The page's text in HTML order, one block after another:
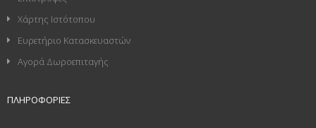
Χάρτης Ιστότοπου
Ευρετήριο Κατασκευαστών
Αγορά Δωροεπιταγής
ΠΛΗΡΟΦΟΡΊΕΣ